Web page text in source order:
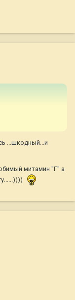
...шкодный...и
митамин "Г" а